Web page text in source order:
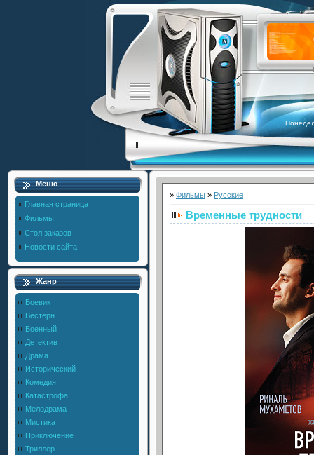
Меню
Главная страница
Фильмы
Стол заказов
Новости сайта
Жанр
Боевик
Вестерн
Военный
Детектив
Драма
Исторический
Комедия
Катастрофа
Мелодрама
Мистика
Приключение
Триллер
» Фильмы » Русские
Временные трудности